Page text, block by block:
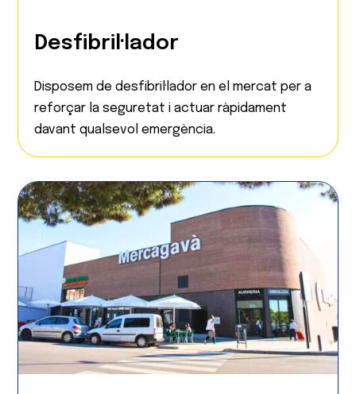
Desfibril·lador
Disposem de desfibril·lador en el mercat per a
reforçar la seguretat i actuar ràpidament
davant qualsevol emergència.